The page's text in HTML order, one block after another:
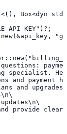
Box<dyn
specialist.
and payment
and
provide